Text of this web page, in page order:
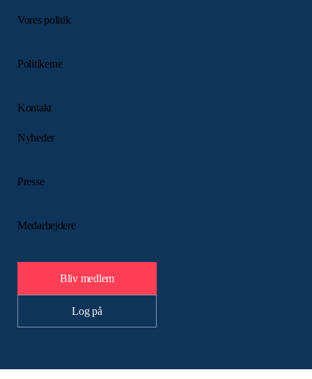
Vores politik
Politikerne
Kontakt
Nyheder
Presse
Medarbejdere
Bliv medlem
Log på